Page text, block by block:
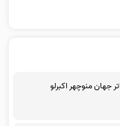
جهان منوچهر اکبرلو